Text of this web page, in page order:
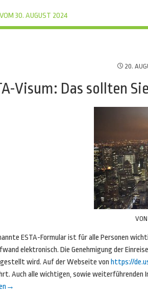
30. AUGUST 2024
20.
Visum: Das sollten
VON
ESTA-Formular ist für alle Personen
elektronisch. Die Genehmigung der
wird. Auf der Webseite von https://
Auch alle wichtigen, sowie
→